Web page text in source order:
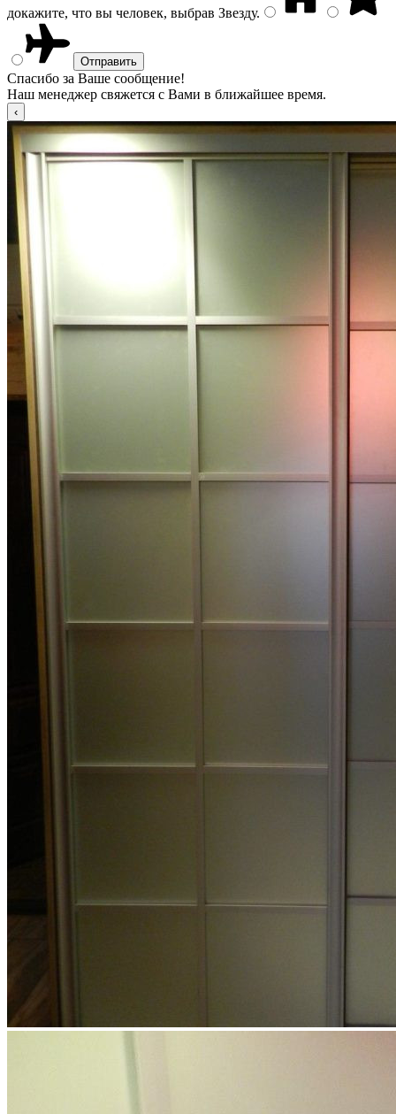
докажите, что вы человек, выбрав Звезду.
Спасибо за Ваше сообщение!
Наш менеджер свяжется с Вами в ближайшее время.